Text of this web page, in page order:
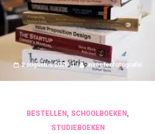
2 augustus 2026 insectenfotografie
BESTELLEN , SCHOOLBOEKEN ,
STUDIEBOEKEN